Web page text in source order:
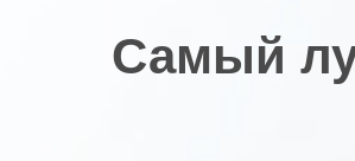
Самый